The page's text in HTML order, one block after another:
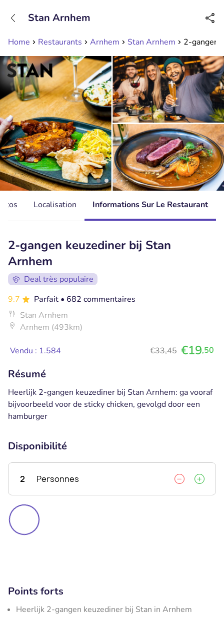
Disponible jusqu'à 23:00 heures
Home Restaurants Arnhem Stan Arnhem 2-gangen
Stan Arnhem
Localisation Informations Sur Le Restaurant
2-gangen keuzediner bij Stan
Arnhem
Deal très populaire
9.7
Parfait • 682 commentaires
Stan Arnhem
Arnhem (493km)
Vendu : 1.584 €33,45 €19,50
Résumé
Heerlijk 2-gangen keuzediner bij Stan Arnhem: ga vooraf
bijvoorbeeld voor de sticky chicken, gevolgd door een
hamburger
Disponibilité
2 Personnes
Points forts
Heerlijk 2-gangen keuzediner bij Stan in Arnhem